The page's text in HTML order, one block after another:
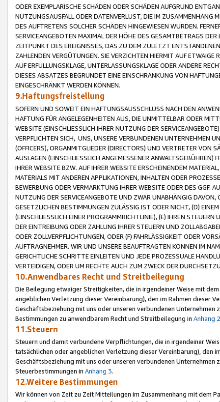
ODER EXEMPLARISCHE SCHÄDEN ODER SCHÄDEN AUFGRUND
NUTZUNGSAUSFALL ODER DATENVERLUST, DIE IM ZUSAMMENHANG
DES AUFTRETENS SOLCHER SCHÄDEN HINGEWIESEN WURDEN.
SERVICEANGEBOTEN MAXIMAL DER HÖHE DES GESAMTBETRAGS
ZEITPUNKT DES EREIGNISSES, DAS ZU DEM ZULETZT
ZAHLENDEN VERGÜTUNGEN. SIE VERZICHTEN HIERMIT AUF
AUF ERFÜLLUNGSKLAGE, UNTERLASSUNGSKLAGE ODER ANDERE
DIESES ABSATZES BEGRÜNDET EINE EINSCHRÄNKUNG VON
EINGESCHRÄNKT WERDEN KÖNNEN.
9.Haftungsfreistellung
SOFERN UND SOWEIT EIN HAFTUNGSAUSSCHLUSS NACH DEN
HAFTUNG FÜR ANGELEGENHEITEN AUS, DIE UNMITTELBAR ODER
WEBSITE (EINSCHLIESSLICH IHRER NUTZUNG DER
VERPFLICHTEN SICH, UNS, UNSERE VERBUNDENEN UNTERNEHMEN
(OFFICERS), ORGANMITGLIEDER (DIRECTORS) UND VERTRETER VON
AUSLAGEN (EINSCHLIESSLICH ANGEMESSENER
IHRER WEBSITE BZW. AUF IHRER WEBSITE ERSCHEINENDEM
MATERIALS MIT ANDEREN APPLIKATIONEN, INHALTEN ODER
BEWERBUNG ODER VERMARKTUNG IHRER WEBSITE ODER DES GGF.
NUTZUNG DER SERVICEANGEBOTE UND ZWAR UNABHÄNGIG
GESETZLICHEN BESTIMMUNGEN ZULÄSSIG IST ODER NICHT, (D)
(EINSCHLIESSLICH EINER PROGRAMMRICHTLINIE), (E) IHREN
DER EINTREIBUNG ODER ZAHLUNG IHRER STEUERN UND
ODER ZOLLVERPFLICHTUNGEN, ODER (F) FAHRLÄSSIGKEIT ODER
AUFTRAGNEHMER. WIR UND UNSERE BEAUFTRAGTEN KÖNNEN IM
GERICHTLICHE SCHRITTE EINLEITEN UND JEDE PROZESSUALE
VERTEIDIGEN, ODER UM RECHTE AUCH ZUM ZWECK DER
10.Anwendbares Recht und Streitbeilegung
Die Beilegung etwaiger Streitigkeiten, die in irgendeiner Weise mit
angeblichen Verletzung dieser Vereinbarung), den im Rahmen dieser
Geschäftsbeziehung mit uns oder unseren verbundenen
Bestimmungen zu anwendbarem Recht und Streitbeilegung in Anhang 2
11.Steuern
Steuern und damit verbundene Verpflichtungen, die in irgendeiner
tatsächlichen oder angeblichen Verletzung dieser Vereinbarung), den
Geschäftsbeziehung mit uns oder unseren verbundenen
Steuerbestimmungen in Anhang 3.
12.Weitere Bestimmungen
Wir können von Zeit zu Zeit Mitteilungen im Zusammenhang mit dem